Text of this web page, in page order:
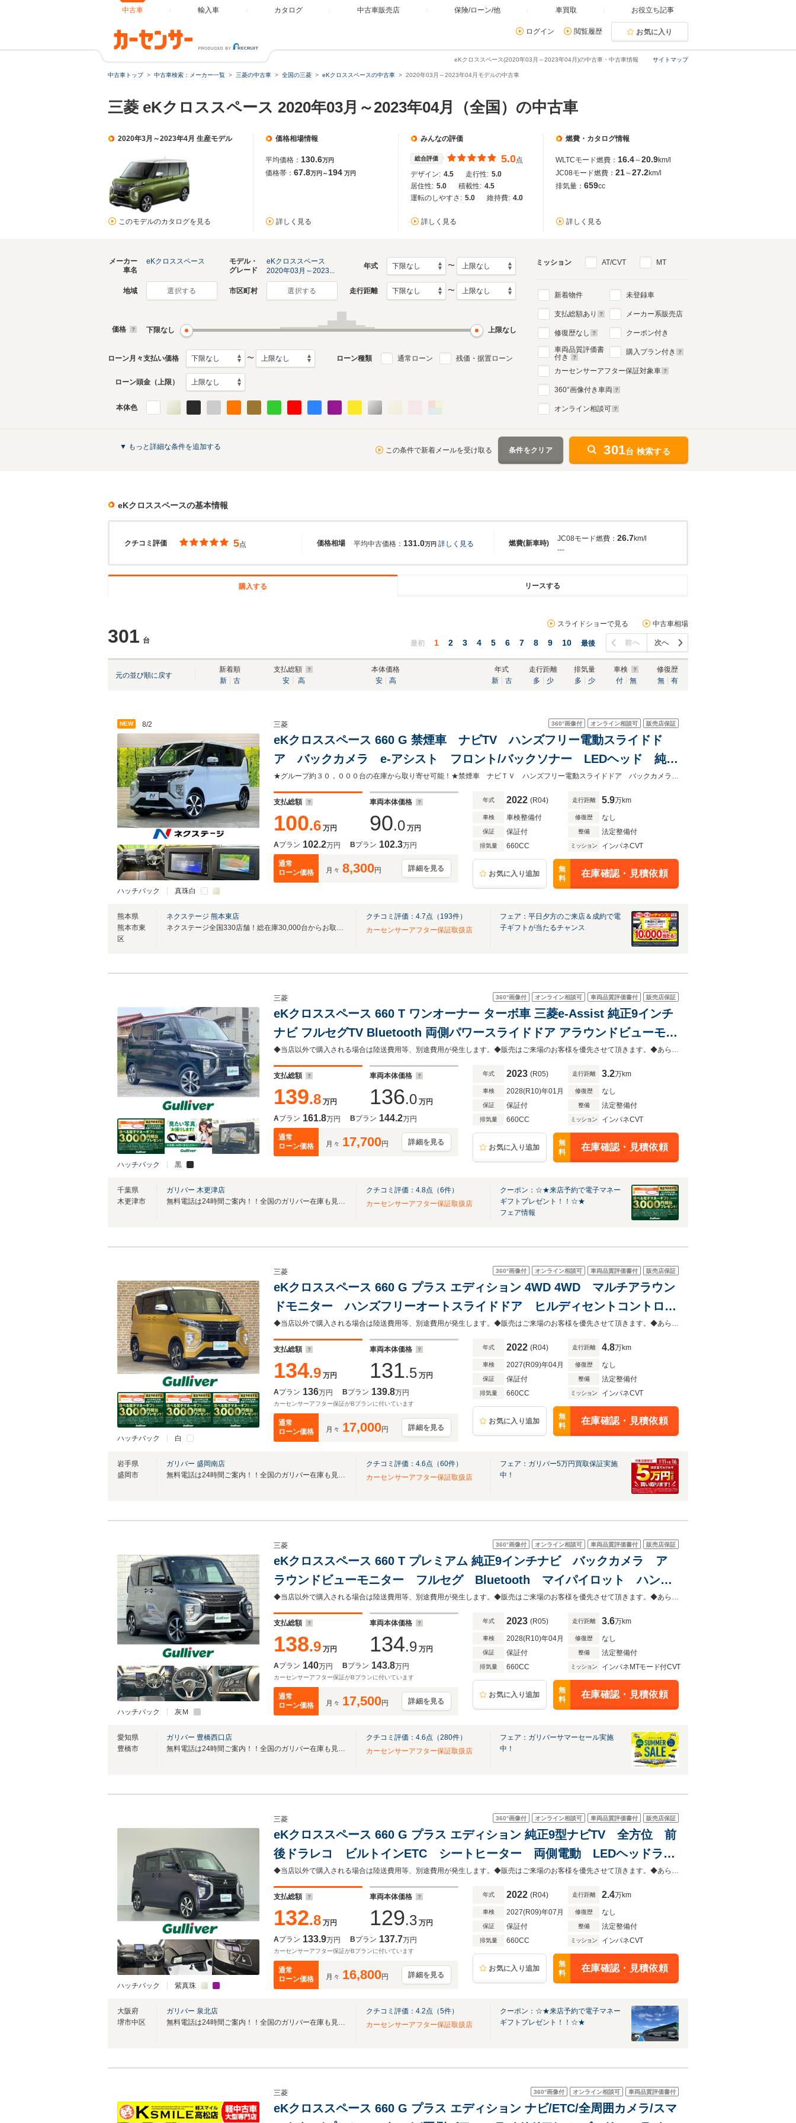
中古車 輸入車 カタログ 中古車販売店 保険/ローン/他 車買取 お役立ち記事
ログイン 閲覧履歴 お気に入り
サイトマップ
eKクロススペース(2020年03月～2023年04月)の中古車・中古車情報
中古車トップ 中古車検索：メーカー一覧 三菱の中古車 全国の三菱 eKクロススペースの中古車 2020年03月～2023年04月モデルの中古車
三菱 eKクロススペース 2020年03月～2023年04月（全国）の中古車
2020年3月～2023年4月 生産モデル
このモデルのカタログを見る
価格相場情報
平均価格： 130.6万円
価格帯： 67.8万円～194 万円
詳しく見る
みんなの評価
総合評価 5.0点
デザイン: 4.5 走行性: 5.0
居住性: 5.0 積載性: 4.5
運転のしやすさ: 5.0 維持費: 4.0
詳しく見る
燃費・カタログ情報
WLTCモード燃費： 16.4～20.9km/l
JC08モード燃費： 21～27.2km/l
排気量： 659cc
詳しく見る
メーカー
車名
eKクロススペース
モデル・
グレード
eKクロススペース
2020年03月～2023...
年式 〜
地域 選択する 市区町村 選択する 走行距離 〜
価格 下限なし 上限なし
ローン月々支払い価格 〜 ローン種類 通常ローン 残価・据置ローン
ローン頭金（上限）
本体色
ミッション AT/CVT MT
新着物件
支払総額あり
修復歴なし
車両品質評価書
付き
未登録車
メーカー系販売店
クーポン付き
購入プラン付き
カーセンサーアフター保証対象車
360°画像付き車両
オンライン相談可
▼ もっと詳細な条件を追加する この条件で新着メールを受け取る 条件をクリア 301台 検索する
eKクロススペースの基本情報
クチコミ評価 価格相場 燃費(新車時)
5点 平均中古価格： 131.0万円 詳しく見る
JC08モード燃費： 26.7km/l
---
購入する リースする
301 台
スライドショーで見る 中古車相場
最初 1 2 3 4 5 6 7 8 9 10 最後 前へ 次へ
元の並び順に戻す
新着順
新
古
支払総額
安
高
本体価格
安
高
年式
新
古
走行距離
多
少
排気量
多
少
車検
付
無
修復歴
無
有
NEW 8/2
ハッチバック 真珠白
360°画像付 オンライン相談可 販売店保証
三菱
eKクロススペース 660 G 禁煙車 ナビTV ハンズフリー電動スライドド
ア バックカメラ e-アシスト フロント/バックソナー LEDヘッド 純正
15インチAW スマートキー オートエアコン Bluetooth
★グループ約３０，０００台の在庫から取り寄せ可能！★禁煙車 ナビＴＶ ハンズフリー電動スライドドア バックカメラ ｅ－アシスト フロント／バックソナー
支払総額
100.6 万円
車両本体価格
90.0 万円
Aプラン 102.2万円 Bプラン 102.3万円
通常
ローン価格
月々 8,300円 詳細を見る
年式 2022 (R04) 走行距離 5.9万km
車検 車検整備付 修復歴 なし
保証 保証付 整備 法定整備付
排気量 660CC ミッション インパネCVT
お気に入り追加
無
料
在庫確認・見積依頼
熊本県
熊本市東
区
ネクステージ 熊本東店
ネクステージ全国330店舗！総在庫30,000台からお取寄せ可能！ネクステージ熊本東店
クチコミ評価： 4.7点（ 193件）
カーセンサーアフター保証取扱店
フェア：平日夕方のご来店＆成約で電
子ギフトが当たるチャンス
ハッチバック 黒
360°画像付 オンライン相談可 車両品質評価書付 販売店保証
三菱
eKクロススペース 660 T ワンオーナー ターボ車 三菱e-Assist 純正9インチ
ナビ フルセグTV Bluetooth 両側パワースライドドア アラウンドビューモニ
ター 前後ドラレコ コーナーセンサー デジタルインナーミラー ETC シート
ヒーター
◆当店以外で購入される場合は陸送費用等、別途費用が発生します。◆販売はご来場のお客様を優先させて頂きます。◆あらかじめご確認下さい※販売は一般のお客様に限ります。
支払総額
139.8 万円
車両本体価格
136.0 万円
Aプラン 161.8万円 Bプラン 144.2万円
通常
ローン価格
月々 17,700円 詳細を見る
年式 2023 (R05) 走行距離 3.2万km
車検 2028(R10)年01月 修復歴 なし
保証 保証付 整備 法定整備付
排気量 660CC ミッション インパネCVT
お気に入り追加
無
料
在庫確認・見積依頼
千葉県
木更津市
ガリバー 木更津店
無料電話は24時間ご案内！！全国のガリバー在庫も見たい方は一括照会が可能です！
クチコミ評価： 4.8点（6件）
カーセンサーアフター保証取扱店
クーポン：☆★来店予約で電子マネー
ギフトプレゼント！！☆★
フェア情報
ハッチバック 白
360°画像付 オンライン相談可 車両品質評価書付 販売店保証
三菱
eKクロススペース 660 G プラス エディション 4WD 4WD マルチアラウン
ドモニター ハンズフリーオートスライドドア ヒルディセントコントロー
ル e-Assist 衝突回避支援ブレーキ リヤサーキュレーター シートヒー
ター コーナーセンサー
◆当店以外で購入される場合は陸送費用等、別途費用が発生します。◆販売はご来場のお客様を優先させて頂きます。◆あらかじめご確認下さい※販売は一般のお客様に限ります。
支払総額
134.9 万円
車両本体価格
131.5 万円
Aプラン 136万円 Bプラン 139.8万円
カーセンサーアフター保証がBプランに付いています
通常
ローン価格
月々 17,000円 詳細を見る
年式 2022 (R04) 走行距離 4.8万km
車検 2027(R09)年04月 修復歴 なし
保証 保証付 整備 法定整備付
排気量 660CC ミッション インパネCVT
お気に入り追加
無
料
在庫確認・見積依頼
岩手県
盛岡市
ガリバー 盛岡南店
無料電話は24時間ご案内！！全国のガリバー在庫も見たい方は一括照会が可能です！
クチコミ評価： 4.6点（60件）
カーセンサーアフター保証取扱店
フェア：ガリバー5万円買取保証実施
中！
ハッチバック 灰Ｍ
360°画像付 オンライン相談可 車両品質評価書付 販売店保証
三菱
eKクロススペース 660 T プレミアム 純正9インチナビ バックカメラ ア
ラウンドビューモニター フルセグ Bluetooth マイパイロット ハンズ
フリーオートスライドドア アダクティブクルーズコントロール 純正アル
ミホイール
◆当店以外で購入される場合は陸送費用等、別途費用が発生します。◆販売はご来場のお客様を優先させて頂きます。◆あらかじめご確認下さい※販売は一般のお客様に限ります。
支払総額
138.9 万円
車両本体価格
134.9 万円
Aプラン 140万円 Bプラン 143.8万円
カーセンサーアフター保証がBプランに付いています
通常
ローン価格
月々 17,500円 詳細を見る
年式 2023 (R05) 走行距離 3.6万km
車検 2028(R10)年04月 修復歴 なし
保証 保証付 整備 法定整備付
排気量 660CC ミッション インパネMTモード付CVT
お気に入り追加
無
料
在庫確認・見積依頼
愛知県
豊橋市
ガリバー 豊橋西口店
無料電話は24時間ご案内！！全国のガリバー在庫も見たい方は一括照会が可能です！
クチコミ評価： 4.6点（280件）
カーセンサーアフター保証取扱店
フェア：ガリバーサマーセール実施
中！
ハッチバック 紫真珠
360°画像付 オンライン相談可 車両品質評価書付 販売店保証
三菱
eKクロススペース 660 G プラス エディション 純正9型ナビTV 全方位 前
後ドラレコ ビルトインETC シートヒーター 両側電動 LEDヘッドライ
ト フォグランプ 純正15インチAW 純正フロアマット ドアバイザー
前後コーナーセンサー 禁煙車
◆当店以外で購入される場合は陸送費用等、別途費用が発生します。◆販売はご来場のお客様を優先させて頂きます。◆あらかじめご確認下さい※販売は一般のお客様に限ります。
支払総額
132.8 万円
車両本体価格
129.3 万円
Aプラン 133.9万円 Bプラン 137.7万円
カーセンサーアフター保証がBプランに付いています
通常
ローン価格
月々 16,800円 詳細を見る
年式 2022 (R04) 走行距離 2.4万km
車検 2027(R09)年07月 修復歴 なし
保証 保証付 整備 法定整備付
排気量 660CC ミッション インパネCVT
お気に入り追加
無
料
在庫確認・見積依頼
大阪府
堺市中区
ガリバー 泉北店
無料電話は24時間ご案内！！全国のガリバー在庫も見たい方は一括照会が可能です！
クチコミ評価： 4.2点（5件）
カーセンサーアフター保証取扱店
クーポン：☆★来店予約で電子マネー
ギフトプレゼント！！☆★
360°画像付 オンライン相談可 車両品質評価書付
三菱
eKクロススペース 660 G プラス エディション ナビ/ETC/全周囲カメラ/スマ